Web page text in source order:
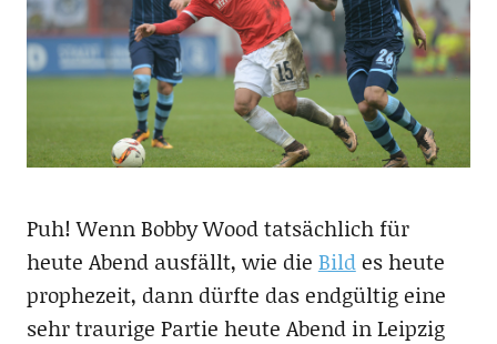
Puh! Wenn Bobby Wood tatsächlich für
heute Abend ausfällt, wie die Bildes heute
prophezeit, dann dürfte das endgültig eine
sehr traurige Partie heute Abend in Leipzig